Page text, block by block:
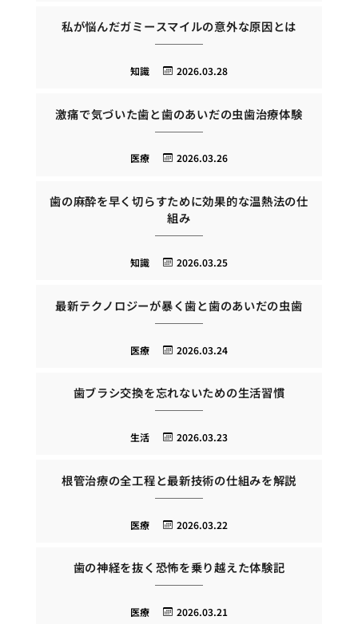
私が悩んだガミースマイルの意外な原因とは
2026.03.28
知識
激痛で気づいた歯と歯のあいだの虫歯治療体験
2026.03.26
医療
歯の麻酔を早く切らすために効果的な温熱法の仕
組み
2026.03.25
知識
最新テクノロジーが暴く歯と歯のあいだの虫歯
2026.03.24
医療
歯ブラシ交換を忘れないための生活習慣
2026.03.23
生活
根管治療の全工程と最新技術の仕組みを解説
2026.03.22
医療
歯の神経を抜く恐怖を乗り越えた体験記
2026.03.21
医療